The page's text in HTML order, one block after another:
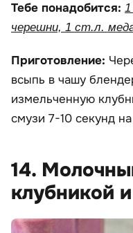
Тебе понадобится:
черешни, 1 ст.л.
Приготовление:
всыпь в чашу
измельченную
смузи 7-10 секунд
14.
клубникой